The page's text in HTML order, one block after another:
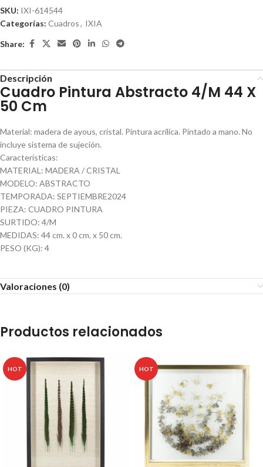
SKU: IXI-614544
Categorías: Cuadros, IXIA
Share:
Descripción
Cuadro Pintura Abstracto 4/M 44 X
50 Cm
Material: madera de ayous, cristal. Pintura acrílica. Pintado a mano. No
incluye sistema de sujeción.
Características:
MATERIAL: MADERA / CRISTAL
MODELO: ABSTRACTO
TEMPORADA: SEPTIEMBRE2024
PIEZA: CUADRO PINTURA
SURTIDO: 4/M
MEDIDAS: 44 cm. x 0 cm. x 50 cm.
PESO (KG): 4
Valoraciones (0)
Productos relacionados
HOT HOT